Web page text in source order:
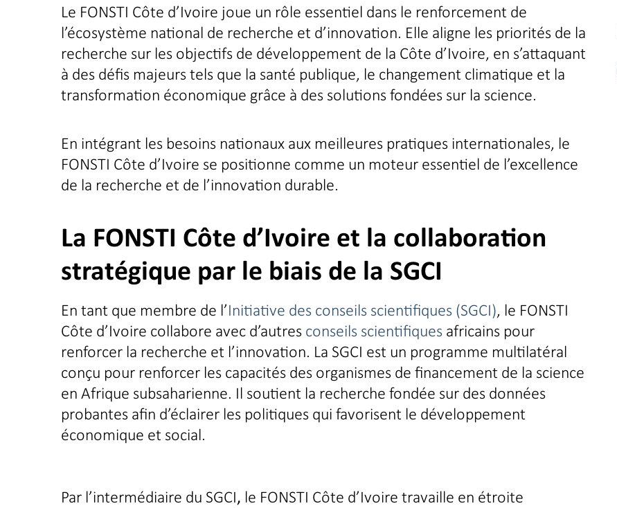
Le FONSTI Côte d’Ivoire joue un rôle essentiel dans le renforcement de
l’écosystème national de recherche et d’innovation. Elle aligne les priorités de la
recherche sur les objectifs de développement de la Côte d’Ivoire, en s’attaquant
à des défis majeurs tels que la santé publique, le changement climatique et la
transformation économique grâce à des solutions fondées sur la science.
En intégrant les besoins nationaux aux meilleures pratiques internationales, le
FONSTI Côte d’Ivoire se positionne comme un moteur essentiel de l’excellence
de la recherche et de l’innovation durable.
La FONSTI Côte d’Ivoire et la collaboration
stratégique par le biais de la SGCI
En tant que membre de l’Initiative des conseils scientifiques (SGCI), le FONSTI
Côte d’Ivoire collabore avec d’autres conseils scientifiques africains pour
renforcer la recherche et l’innovation. La SGCI est un programme multilatéral
conçu pour renforcer les capacités des organismes de financement de la science
en Afrique subsaharienne. Il soutient la recherche fondée sur des données
probantes afin d’éclairer les politiques qui favorisent le développement
économique et social.
Par l’intermédiaire du SGCI, le FONSTI Côte d’Ivoire travaille en étroite